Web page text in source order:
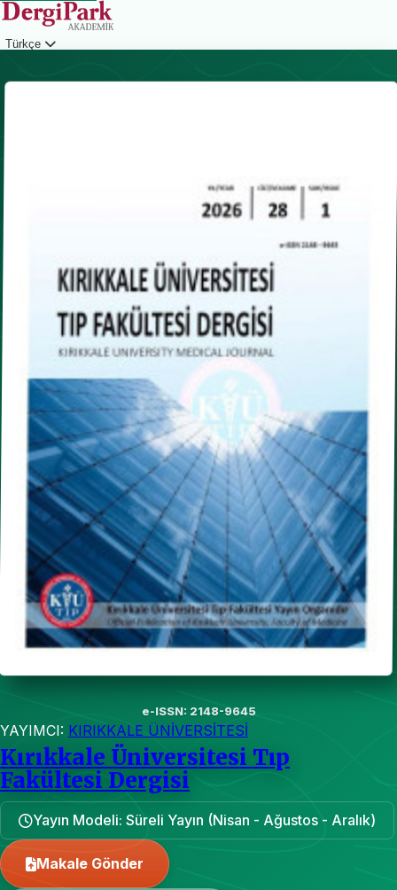
Türkçe
e-ISSN: 2148-9645
YAYIMCI: KIRIKKALE ÜNİVERSİTESİ
Kırıkkale Üniversitesi Tıp
Fakültesi Dergisi
Yayın Modeli: Süreli Yayın (Nisan - Ağustos - Aralık)
Makale Gönder